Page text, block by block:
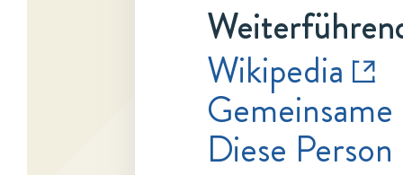
Wikipedia
Diese